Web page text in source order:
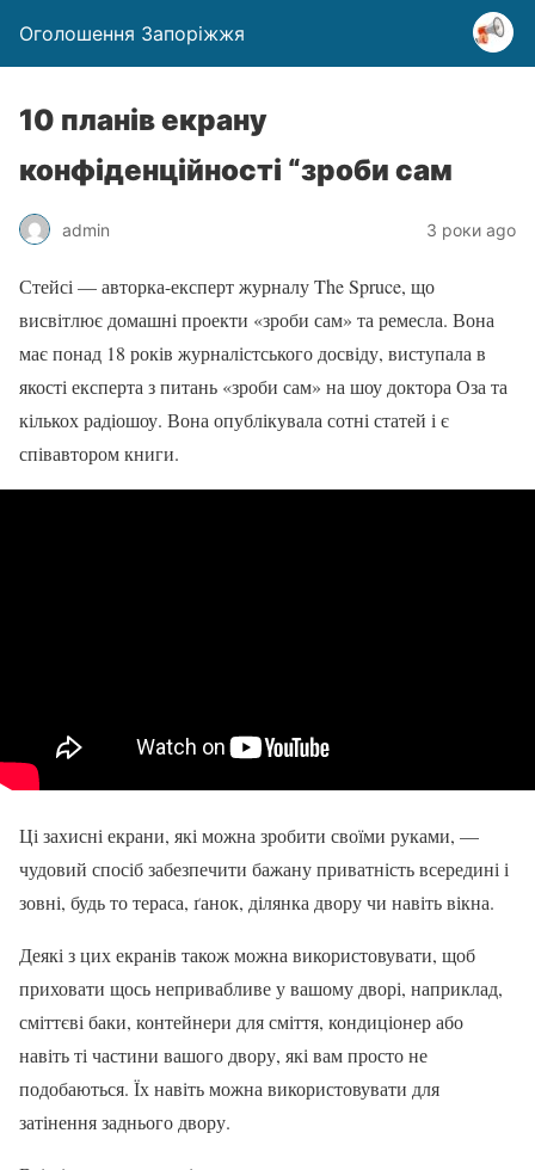
Оголошення Запоріжжя
10 планів екрану
конфіденційності “зроби сам
admin 3 роки ago
Стейсі — авторка-експерт журналу The Spruce, що
висвітлює домашні проекти «зроби сам» та ремесла. Вона
має понад 18 років журналістського досвіду, виступала в
якості експерта з питань «зроби сам» на шоу доктора Оза та
кількох радіошоу. Вона опублікувала сотні статей і є
співавтором книги.
Ці захисні екрани, які можна зробити своїми руками, —
чудовий спосіб забезпечити бажану приватність всередині і
зовні, будь то тераса, ґанок, ділянка двору чи навіть вікна.
Деякі з цих екранів також можна використовувати, щоб
приховати щось непривабливе у вашому дворі, наприклад,
сміттєві баки, контейнери для сміття, кондиціонер або
навіть ті частини вашого двору, які вам просто не
подобаються. Їх навіть можна використовувати для
затінення заднього двору.